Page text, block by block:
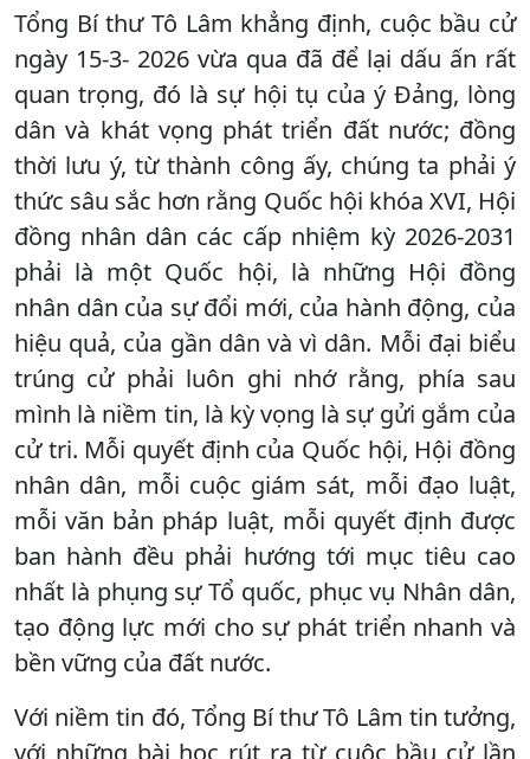
Tổng Bí thư Tô Lâm khẳng định, cuộc bầu cử
ngày 15-3- 2026 vừa qua đã để lại dấu ấn rất
quan trọng, đó là sự hội tụ của ý Đảng, lòng
dân và khát vọng phát triển đất nước; đồng
thời lưu ý, từ thành công ấy, chúng ta phải ý
thức sâu sắc hơn rằng Quốc hội khóa XVI, Hội
đồng nhân dân các cấp nhiệm kỳ 2026-2031
phải là một Quốc hội, là những Hội đồng
nhân dân của sự đổi mới, của hành động, của
hiệu quả, của gần dân và vì dân. Mỗi đại biểu
trúng cử phải luôn ghi nhớ rằng, phía sau
mình là niềm tin, là kỳ vọng là sự gửi gắm của
cử tri. Mỗi quyết định của Quốc hội, Hội đồng
nhân dân, mỗi cuộc giám sát, mỗi đạo luật,
mỗi văn bản pháp luật, mỗi quyết định được
ban hành đều phải hướng tới mục tiêu cao
nhất là phụng sự Tổ quốc, phục vụ Nhân dân,
tạo động lực mới cho sự phát triển nhanh và
bền vững của đất nước.
Với niềm tin đó, Tổng Bí thư Tô Lâm tin tưởng,
với những bài học rút ra từ cuộc bầu cử lần